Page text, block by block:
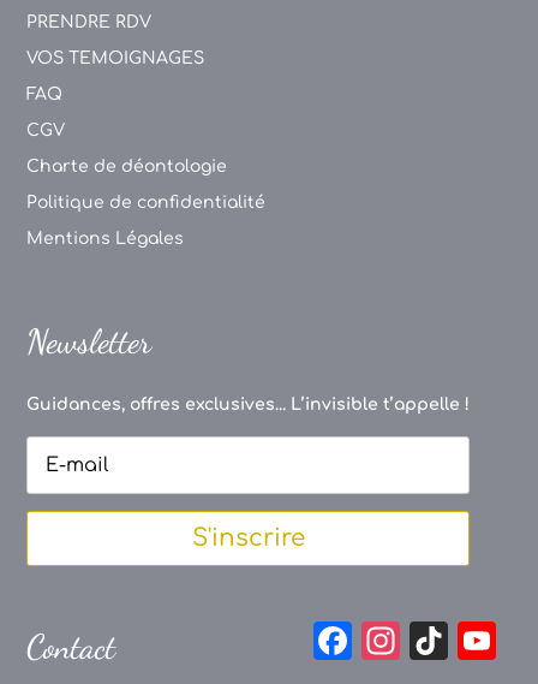
PRENDRE RDV
VOS TEMOIGNAGES
FAQ
CGV
Charte de déontologie
Politique de confidentialité
Mentions Légales
Newsletter
Guidances, offres exclusives... L’invisible t’appelle !
S'inscrire
Contact
F
In
Ti